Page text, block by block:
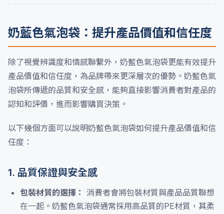
奶藍色氣泡袋：提升產品價值和信任度
除了視覺辨識度和情感聯繫外，奶藍色氣泡袋更能有效提升
產品價值和信任度，為品牌帶來更深層次的優勢。奶藍色氣
泡袋所傳遞的品質和安全感，能夠直接影響消費者對產品的
認知和評價，進而影響購買決策。
以下幾個方面可以說明奶藍色氣泡袋如何提升產品價值和信
任度：
1. 品質保證與安全感
包裝材質的選擇： 消費者會將包裝材質與產品品質聯想
在一起。奶藍色氣泡袋通常採用高品質的PE材質，其柔